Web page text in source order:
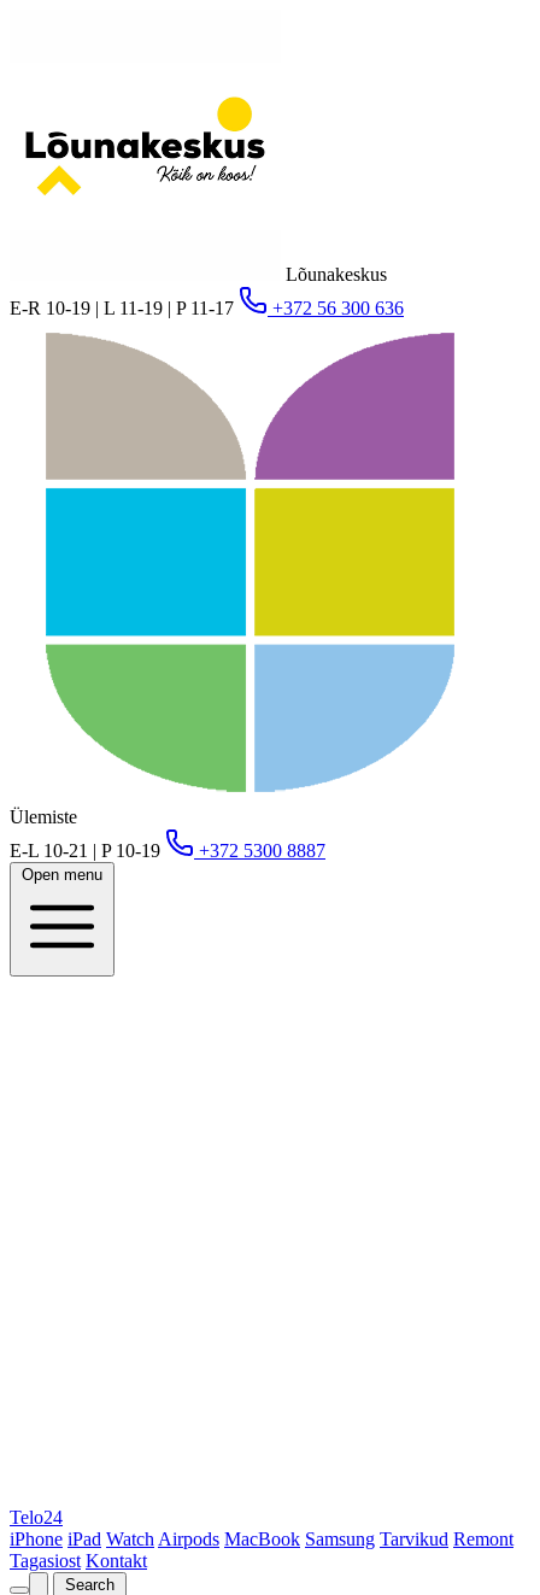
Lõunakeskus
E-R 10-19 | L 11-19 | P 11-17
+372 56 300 636
Ülemiste
E-L 10-21 | P 10-19
+372 5300 8887
Open menu
Telo24
iPhone iPad Watch Airpods MacBook Samsung Tarvikud Remont
Tagasiost Kontakt
Search